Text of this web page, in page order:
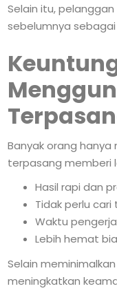
Selain itu,
sebelumnya
Banyak orang
terpasang memberi
Hasil rapi dan
Tidak perlu cari
Waktu
Lebih hemat
Selain
meningkatkan